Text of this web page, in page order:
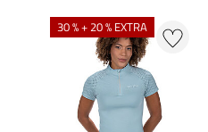
30 % + 20 % EXTRA